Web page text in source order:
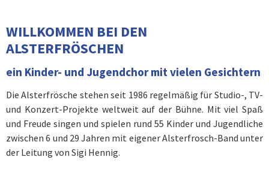
WILLKOMMEN BEI DEN
ALSTERFRÖSCHEN
ein Kinder- und Jugendchor mit vielen Gesichtern
Die Alsterfrösche stehen seit 1986 regelmäßig für Studio-, TV-
und Konzert-Projekte weltweit auf der Bühne. Mit viel Spaß
und Freude singen und spielen rund 55 Kinder und Jugendliche
zwischen 6 und 29 Jahren mit eigener Alsterfrosch-Band unter
der Leitung von Sigi Hennig.